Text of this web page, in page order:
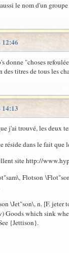
le nom d'un
12:46
donne "choses
des titres de tous les
14:13
j'ai trouvé, les deux
réside dans le fait que
site http://
Flotson
\Jet"son\, n. [F.
Goods which sink
{Jettison}.